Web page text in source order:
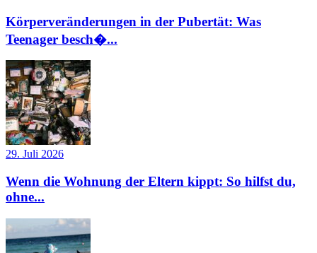
Körperveränderungen in der Pubertät: Was
Teenager besch�...
29. Juli 2026
Wenn die Wohnung der Eltern kippt: So hilfst du,
ohne...